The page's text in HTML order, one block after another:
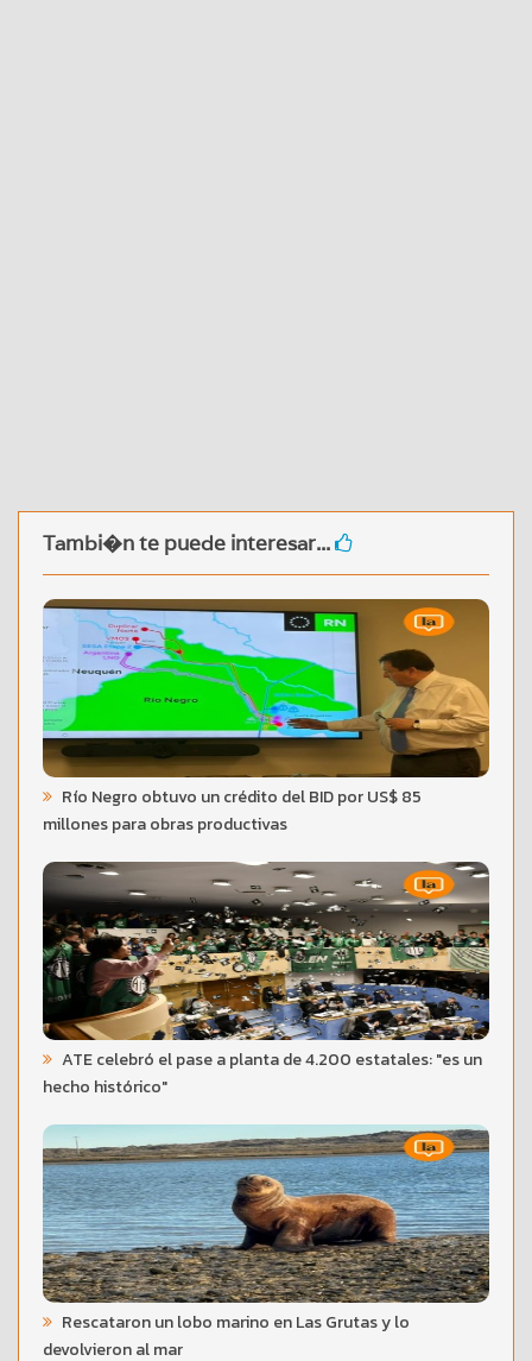
Tambi�n te puede interesar...
Río Negro obtuvo un crédito del BID por US$ 85
millones para obras productivas
ATE celebró el pase a planta de 4.200 estatales: "es un
hecho histórico"
Rescataron un lobo marino en Las Grutas y lo
devolvieron al mar